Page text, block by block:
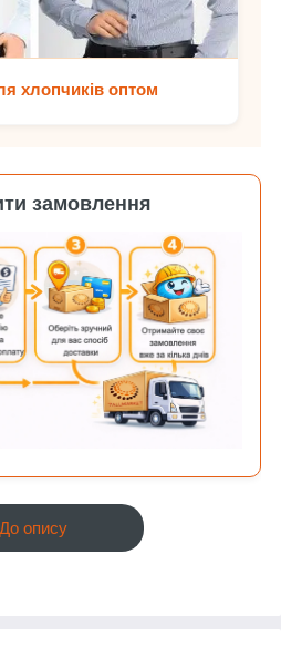
хлопчиків оптом
замовлення
До опису